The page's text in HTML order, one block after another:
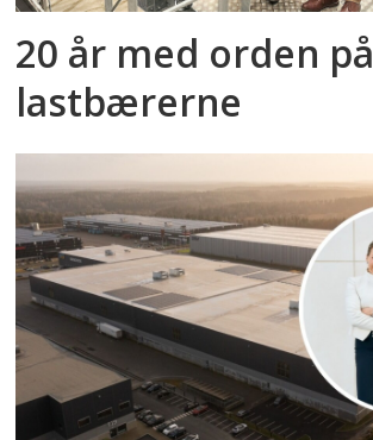
20 år med orden på
lastbærerne